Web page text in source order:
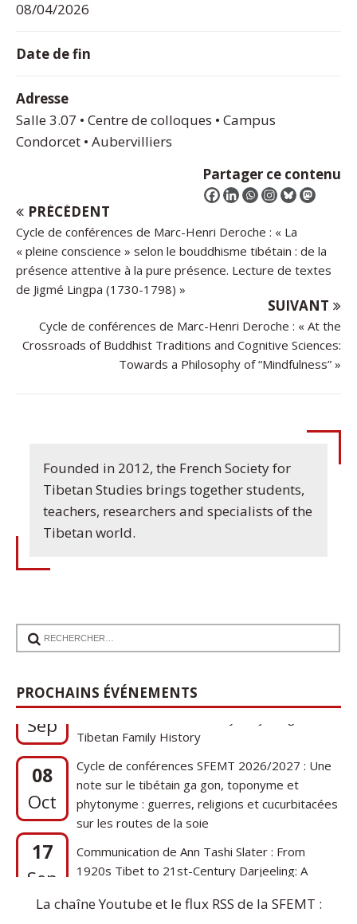
08/04/2026
Date de fin
Adresse
Salle 3.07 • Centre de colloques • Campus
Condorcet • Aubervilliers
Partager ce contenu
PRÉCÉDENT
Cycle de conférences de Marc-Henri Deroche : « La
« pleine conscience » selon le bouddhisme tibétain : de la
présence attentive à la pure présence. Lecture de textes
de Jigmé Lingpa (1730-1798) »
SUIVANT
Cycle de conférences de Marc-Henri Deroche : « At the
Crossroads of Buddhist Traditions and Cognitive Sciences:
Towards a Philosophy of “Mindfulness” »
Founded in 2012, the French Society for
Tibetan Studies brings together students,
teachers, researchers and specialists of the
Tibetan world.
PROCHAINS ÉVÉNEMENTS
Sep
1920s Tibet to 21st-Century Darjeeling: A
08
Oct
Cycle de conférences SFEMT 2026/2027 : Une
note sur le tibétain ga gon, toponyme et
phytonyme : guerres, religions et cucurbitacées
sur les routes de la soie
17
Sep
Communication de Ann Tashi Slater : From
1920s Tibet to 21st-Century Darjeeling: A
Tibetan Family History
La chaîne Youtube et le flux RSS de la SFEMT :